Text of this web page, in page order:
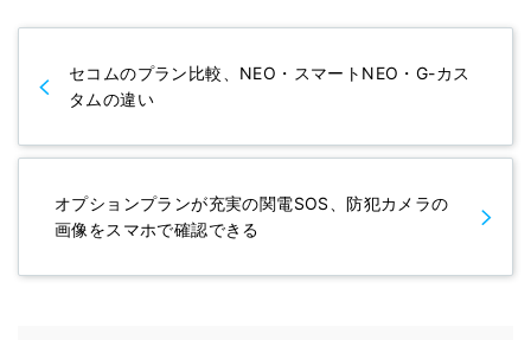
セコムのプラン比較、NEO・スマートNEO・G-カス
タムの違い
オプションプランが充実の関電SOS、防犯カメラの
画像をスマホで確認できる